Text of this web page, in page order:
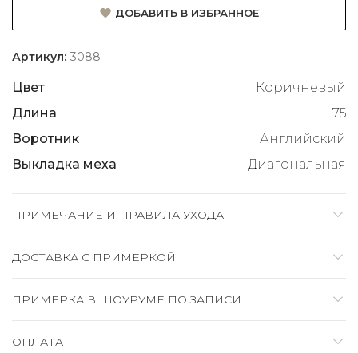
ДОБАВИТЬ В ИЗБРАННОЕ
Артикул: 3088
Цвет
Коричневый
Длина
75
Воротник
Английский
Выкладка меха
Диагональная
ПРИМЕЧАНИЕ И ПРАВИЛА УХОДА
ДОСТАВКА C ПРИМЕРКОЙ
ПРИМЕРКА В ШОУРУМЕ ПО ЗАПИСИ
ОПЛАТА